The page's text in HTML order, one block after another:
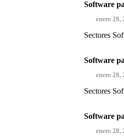
Software
enero 28,
Sectores
Software
enero 28,
Sectores
Software
enero 28,